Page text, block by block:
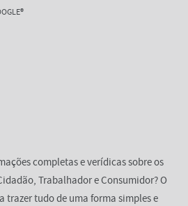
completas e verídicas sobre os
Trabalhador e Consumidor? O
trazer tudo de uma forma simples e